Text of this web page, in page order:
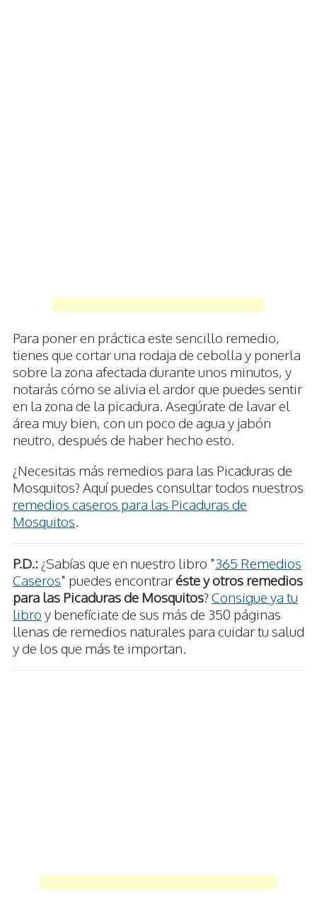
Para poner en práctica este sencillo remedio,
tienes que cortar una rodaja de cebolla y ponerla
sobre la zona afectada durante unos minutos, y
notarás cómo se alivia el ardor que puedes sentir
en la zona de la picadura. Asegúrate de lavar el
área muy bien, con un poco de agua y jabón
neutro, después de haber hecho esto.
¿Necesitas más remedios para las Picaduras de
Mosquitos? Aquí puedes consultar todos nuestros
remedios caseros para las Picaduras de
Mosquitos
P.D.: ¿Sabías que en nuestro libro "365 Remedios
Caseros" puedes encontraréste y otros remedios
para las Picaduras de Mosquitos? Consigue ya tu
libro y benefíciate de sus más de 350 páginas
llenas de remedios naturales para cuidar tu salud
y de los que más te importan.